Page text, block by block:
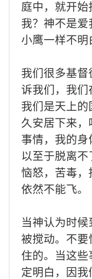
庭中 ，就开始
我？ 神不是爱
小鹰一样不明
我们很多基督
诉我们，我们
我们是天上的
久安居下来，
事情，我的身
以至于脱离不
恼怒，苦毒，
依然不能飞。
当神认为时候
被搅动。 不要
住的。当这些
定明白，因我